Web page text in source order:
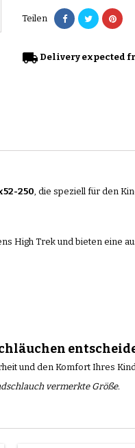
Teilen
local_shipping Delivery expected
250, die speziell für den
High Trek und bieten eine
und den Komfort Ihres
vermerkte Größe.